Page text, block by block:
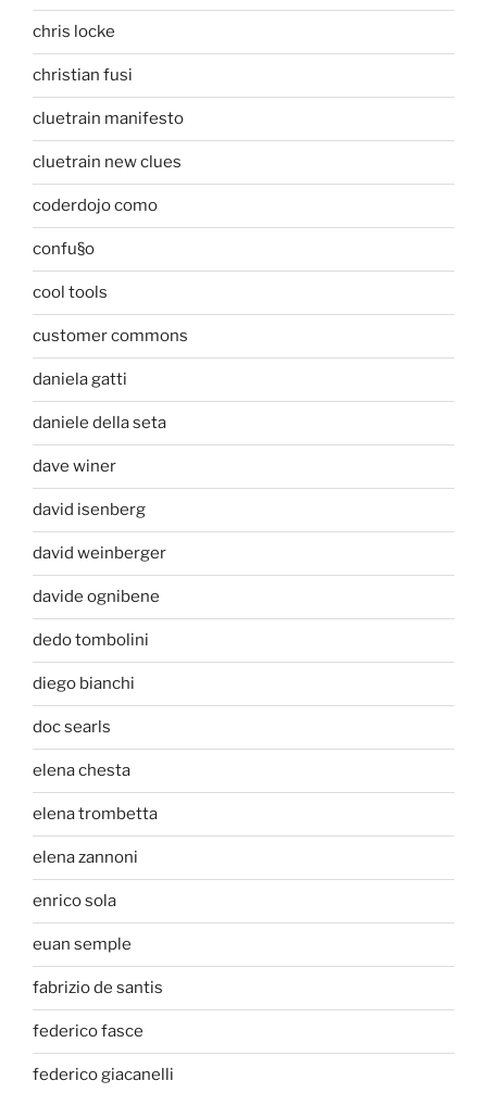
chris locke
christian fusi
cluetrain manifesto
cluetrain new clues
coderdojo como
confu§o
cool tools
customer commons
daniela gatti
daniele della seta
dave winer
david isenberg
david weinberger
davide ognibene
dedo tombolini
diego bianchi
doc searls
elena chesta
elena trombetta
elena zannoni
enrico sola
euan semple
fabrizio de santis
federico fasce
federico giacanelli